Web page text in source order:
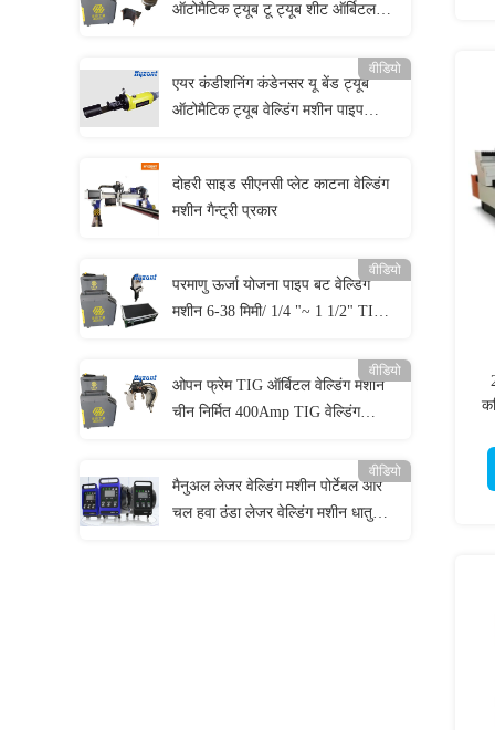
ऑटोमैटिक ट्यूब टू ट्यूब शीट ऑर्बिटल
वीडियो
एयर कंडीशनिंग कंडेनसर यू बेंड ट्यूब
ऑटोमैटिक ट्यूब वेल्डिंग मशीन पाइप
दोहरी साइड सीएनसी प्लेट काटना वेल्डिंग
मशीन गैन्ट्री प्रकार
वीडियो
परमाणु ऊर्जा योजना पाइप बट वेल्डिंग
मशीन 6-38 मिमी/ 1/4 "~ 1 1/2" TIG
वीडियो
ओपन फ्रेम TIG ऑर्बिटल वेल्डिंग मशीन
चीन निर्मित 400Amp TIG वेल्डिंग
वीडियो
मैनुअल लेजर वेल्डिंग मशीन पोर्टेबल और
चल हवा ठंडा लेजर वेल्डिंग मशीन धातु